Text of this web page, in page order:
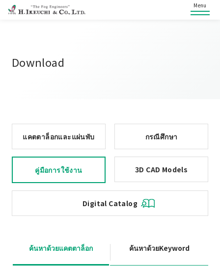
Menu
Download
แคตตาล็อกและแผ่นพับ กรณีศึกษา
คู่มือการใช้งาน 3D CAD Models
Digital Catalog
ค้นหาด้วยแคตตาล็อก ค้นหาด้วยKeyword